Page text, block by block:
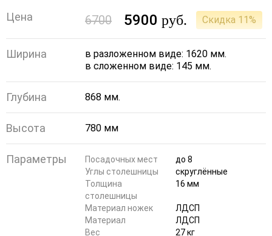
Цена 6700 5900 руб. Скидка 11%
Ширина
в разложенном виде: 1620 мм.
в сложенном виде: 145 мм.
Глубина 868 мм.
Высота 780 мм
Параметры Посадочных мест
до 8
Углы столешницы
скруглённые
Толщина
столешницы
16 мм
Материал ножек
ЛДСП
Материал
ЛДСП
Вес
27 кг